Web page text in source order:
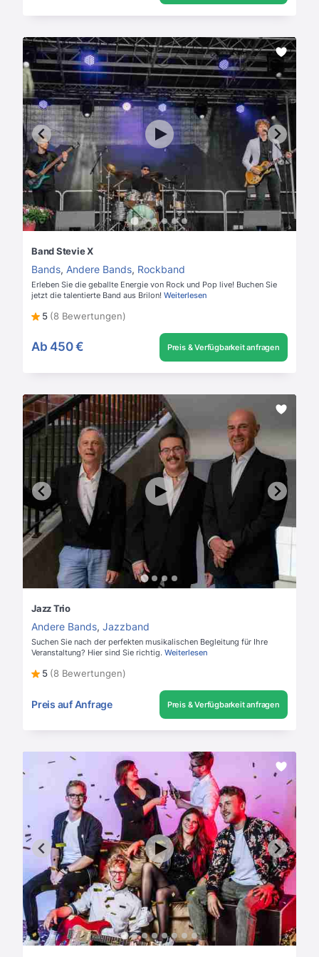
Band Stevie X
Bands, Andere Bands, Rockband
Erleben Sie die geballte Energie von Rock und Pop live! Buchen Sie
jetzt die talentierte Band aus Brilon! Weiterlesen
5 (8 Bewertungen)
Ab 450 € Preis & Verfügbarkeit anfragen
Jazz Trio
Andere Bands, Jazzband
Suchen Sie nach der perfekten musikalischen Begleitung für Ihre
Veranstaltung? Hier sind Sie richtig. Weiterlesen
5 (8 Bewertungen)
Preis auf Anfrage Preis & Verfügbarkeit anfragen